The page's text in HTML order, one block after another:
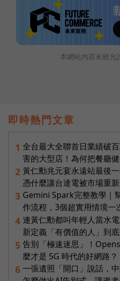
本網站內容未經允
即時熱門文章
1 全台最大全聯首日業績破
害的大型店！為何把餐廳
2 黃仁勳兆元宴永遠站最後
憑什麼讓台達電被市場重
3 Gemini Spark完整教學｜
作流程，3個超實用情境一
4 連黃仁勳都叫年輕人當水
新定義「有價值的人」到
5 告別「極速迷思」！
麼才是 5G 時代的好網路？
6 一張遺照「開口」說話，